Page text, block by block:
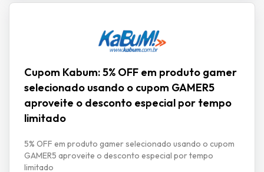
Cupom Kabum: 5% OFF em produto gamer
selecionado usando o cupom GAMER5
aproveite o desconto especial por tempo
limitado
5% OFF em produto gamer selecionado usando o cupom
GAMER5 aproveite o desconto especial por tempo
limitado